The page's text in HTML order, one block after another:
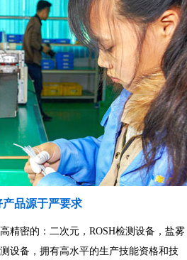
产品源于严要求
精密的：二次元，ROSH检测设备，盐雾
设备，拥有高水平的生产技能资格和技